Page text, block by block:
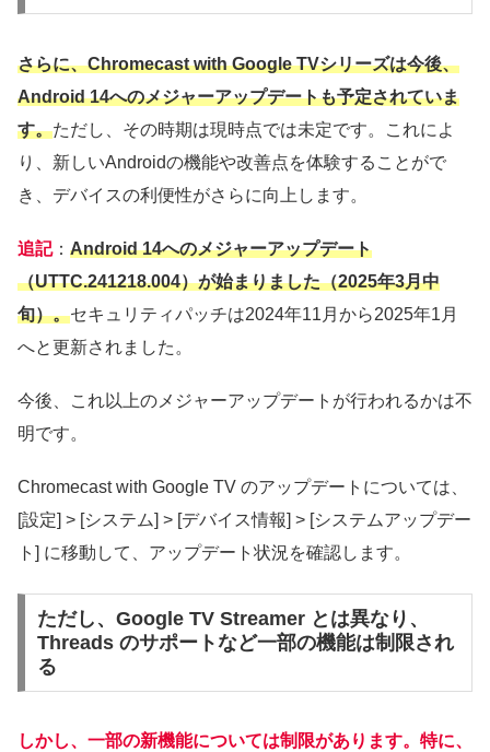
さらに、Chromecast with Google TVシリーズは今後、
Android 14へのメジャーアップデートも予定されていま
す。ただし、その時期は現時点では未定です。これによ
り、新しいAndroidの機能や改善点を体験することがで
き、デバイスの利便性がさらに向上します。
追記： Android 14へのメジャーアップデート
（UTTC.241218.004）が始まりました（2025年3月中
旬）。セキュリティパッチは2024年11月から2025年1月
へと更新されました。
今後、これ以上のメジャーアップデートが行われるかは不
明です。
Chromecast with Google TV のアップデートについては、
[設定] > [システム] > [デバイス情報] > [システムアップデー
ト] に移動して、アップデート状況を確認します。
ただし、Google TV Streamer とは異なり、
Threads のサポートなど一部の機能は制限され
る
しかし、一部の新機能については制限があります。特に、